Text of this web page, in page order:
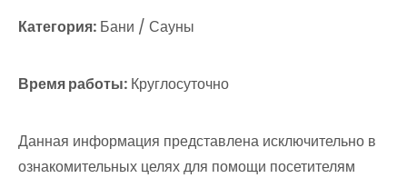
Категория: Бани / Сауны
Время работы: Круглосуточно
Данная информация представлена исключительно в
ознакомительных целях для помощи посетителям